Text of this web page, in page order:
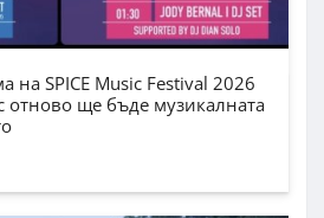
на SPICE Music Festival 2026
отново ще бъде музикалната